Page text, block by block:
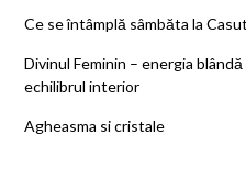
Ce se întâmplă sâmbăta la
Divinul Feminin – energia
echilibrul interior
Agheasma si cristale